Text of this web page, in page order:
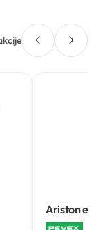
Ariston
Velis Pro